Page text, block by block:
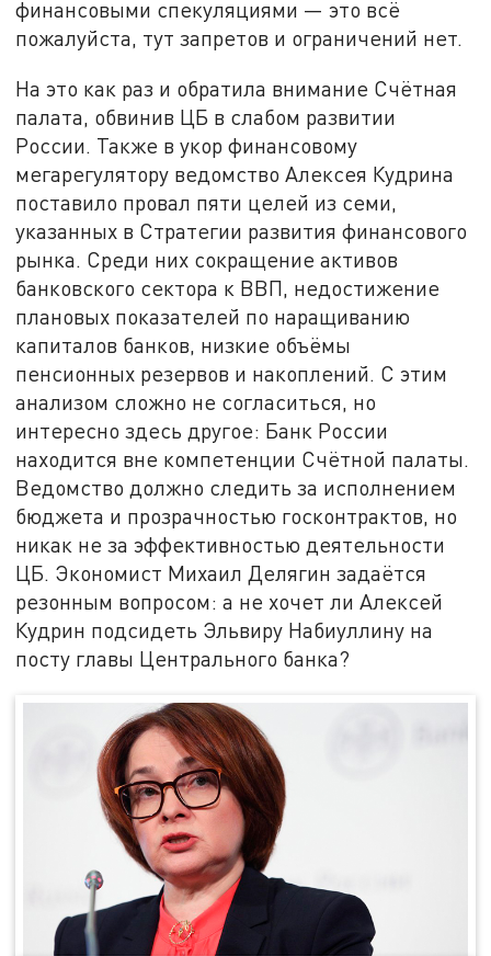
финансовыми спекуляциями — это всё
пожалуйста, тут запретов и ограничений нет.
На это как раз и обратила внимание Счётная
палата, обвинив ЦБ в слабом развитии
России. Также в укор финансовому
мегарегулятору ведомство Алексея Кудрина
поставило провал пяти целей из семи,
указанных в Стратегии развития финансового
рынка. Среди них сокращение активов
банковского сектора к ВВП, недостижение
плановых показателей по наращиванию
капиталов банков, низкие объёмы
пенсионных резервов и накоплений. С этим
анализом сложно не согласиться, но
интересно здесь другое: Банк России
находится вне компетенции Счётной палаты.
Ведомство должно следить за исполнением
бюджета и прозрачностью госконтрактов, но
никак не за эффективностью деятельности
ЦБ. Экономист Михаил Делягин задаётся
резонным вопросом: а не хочет ли Алексей
Кудрин подсидеть Эльвиру Набиуллину на
посту главы Центрального банка?